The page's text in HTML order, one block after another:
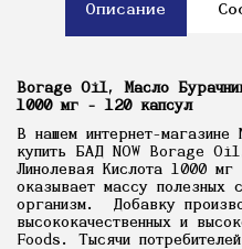
Описание
Borage Oil, Масло
1000 мг - 120 капсул
В нашем интернет-
купить БАД NOW Borage
Линолевая Кислота 1000
оказывает массу полезных
организм. Добавку
высококачественных и
Foods. Тысячи